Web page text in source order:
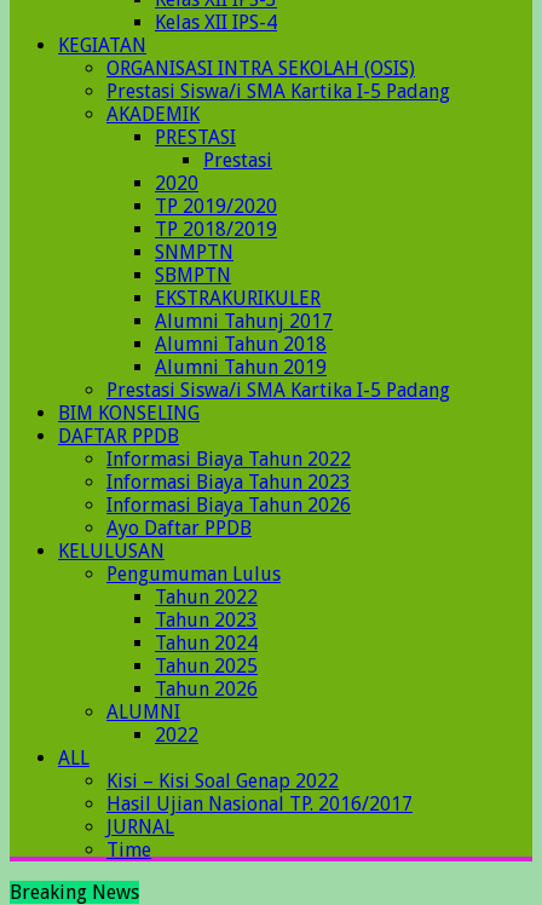
Kelas XII IPS-4
KEGIATAN
ORGANISASI INTRA SEKOLAH (OSIS)
Prestasi Siswa/i SMA Kartika I-5 Padang
AKADEMIK
PRESTASI
Prestasi
2020
TP 2019/2020
TP 2018/2019
SNMPTN
SBMPTN
EKSTRAKURIKULER
Alumni Tahunj 2017
Alumni Tahun 2018
Alumni Tahun 2019
Prestasi Siswa/i SMA Kartika I-5 Padang
BIM KONSELING
DAFTAR PPDB
Informasi Biaya Tahun 2022
Informasi Biaya Tahun 2023
Informasi Biaya Tahun 2026
Ayo Daftar PPDB
KELULUSAN
Pengumuman Lulus
Tahun 2022
Tahun 2023
Tahun 2024
Tahun 2025
Tahun 2026
ALUMNI
2022
ALL
Kisi – Kisi Soal Genap 2022
Hasil Ujian Nasional TP. 2016/2017
JURNAL
Time
Breaking News